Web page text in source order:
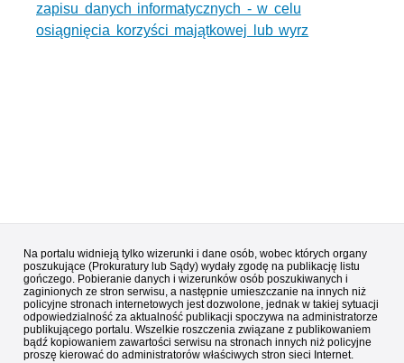
zapisu danych informatycznych - w celu
osiągnięcia korzyści majątkowej lub wyrz
Na portalu widnieją tylko wizerunki i dane osób, wobec których organy
poszukujące (Prokuratury lub Sądy) wydały zgodę na publikację listu
gończego. Pobieranie danych i wizerunków osób poszukiwanych i
zaginionych ze stron serwisu, a następnie umieszczanie na innych niż
policyjne stronach internetowych jest dozwolone, jednak w takiej sytuacji
odpowiedzialność za aktualność publikacji spoczywa na administratorze
publikującego portalu. Wszelkie roszczenia związane z publikowaniem
bądź kopiowaniem zawartości serwisu na stronach innych niż policyjne
proszę kierować do administratorów właściwych stron sieci Internet.